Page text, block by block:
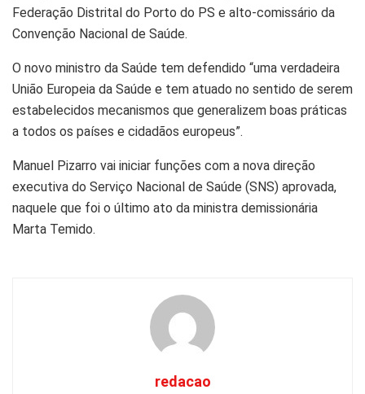
Federação Distrital do Porto do PS e alto-comissário da
Convenção Nacional de Saúde.
O novo ministro da Saúde tem defendido “uma verdadeira
União Europeia da Saúde e tem atuado no sentido de serem
estabelecidos mecanismos que generalizem boas práticas
a todos os países e cidadãos europeus”.
Manuel Pizarro vai iniciar funções com a nova direção
executiva do Serviço Nacional de Saúde (SNS) aprovada,
naquele que foi o último ato da ministra demissionária
Marta Temido.
redacao